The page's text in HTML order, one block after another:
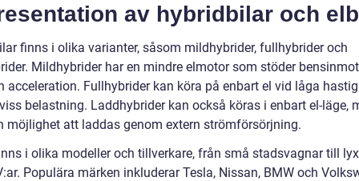
av hybridbilar och
finns i olika varianter, såsom mildhybrider, fullhybrider och
Mildhybrider har en mindre elmotor som stöder
acceleration. Fullhybrider kan köra på enbart el vid låga
belastning. Laddhybrider kan också köras i enbart el-läge,
möjlighet att laddas genom extern strömförsörjning.
i olika modeller och tillverkare, från små stadsvagnar till
Populära märken inkluderar Tesla, Nissan, BMW och